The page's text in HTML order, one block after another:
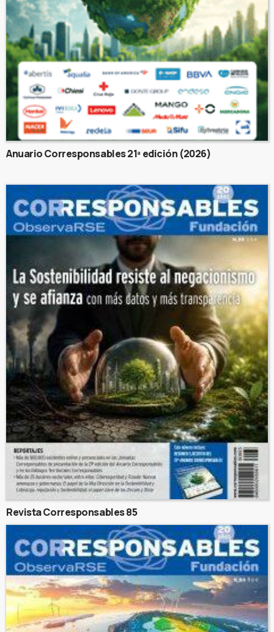
Anuario Corresponsables 21ª edición (2026)
Revista Corresponsables 85